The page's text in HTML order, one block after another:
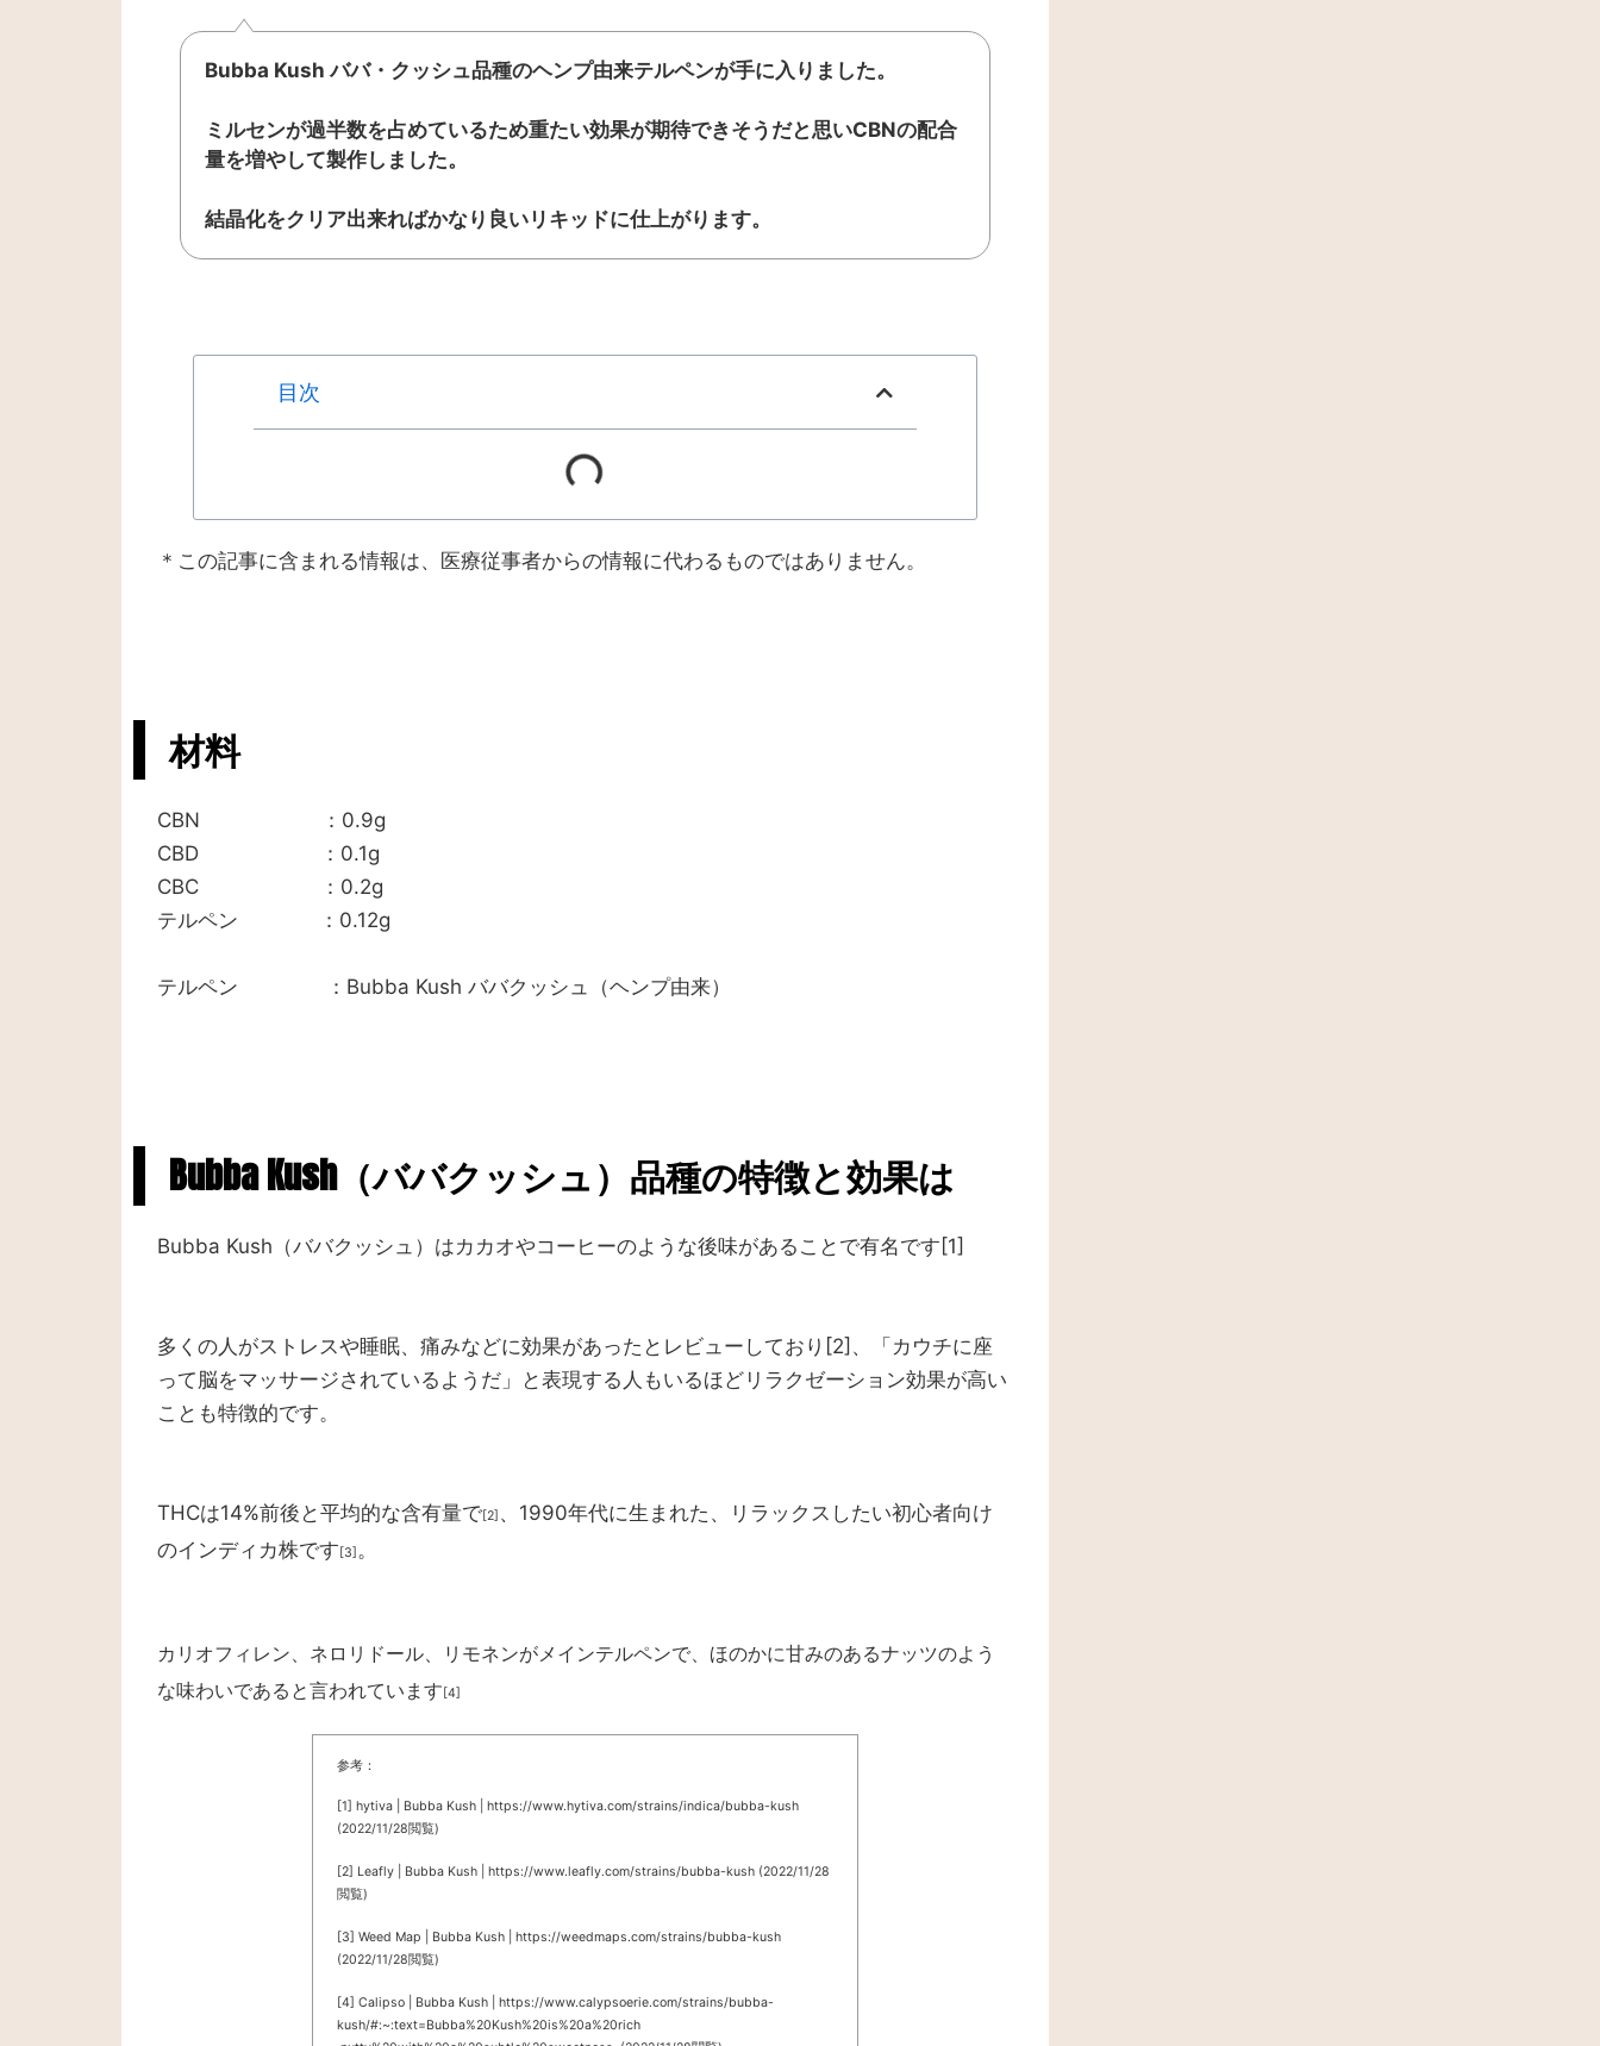
Bubba Kush ババ・クッシュ品種のヘンプ由来テルペンが手に入りました。
ミルセンが過半数を占めているため重たい効果が期待できそうだと思いCBNの配合
量を増やして製作しました。
結晶化をクリア出来ればかなり良いリキッドに仕上がります。
目次
＊この記事に含まれる情報は、医療従事者からの情報に代わるものではありません。
材料
CBN ：0.9g
CBD ：0.1g
CBC ：0.2g
テルペン ：0.12g
テルペン ：Bubba Kush ババクッシュ（ヘンプ由来）
Bubba Kush（ババクッシュ）品種の特徴と効果は
Bubba Kush（ババクッシュ）はカカオやコーヒーのような後味があることで有名です[1]
多くの人がストレスや睡眠、痛みなどに効果があったとレビューしており[2]、「カウチに座
って脳をマッサージされているようだ」と表現する人もいるほどリラクゼーション効果が高い
ことも特徴的です。
THCは14%前後と平均的な含有量で [2] 、1990年代に生まれた、リラックスしたい初心者向け
のインディカ株です [3] 。
カリオフィレン、ネロリドール、リモネンがメインテルペンで、ほのかに甘みのあるナッツのよう
な味わいであると言われています [4]
参考：
[1] hytiva | Bubba Kush | https://www.hytiva.com/strains/indica/bubba-kush
(2022/11/28閲覧)
[2] Leafly | Bubba Kush | https://www.leafly.com/strains/bubba-kush (2022/11/28
閲覧)
[3] Weed Map | Bubba Kush | https://weedmaps.com/strains/bubba-kush
(2022/11/28閲覧)
[4] Calipso | Bubba Kush | https://www.calypsoerie.com/strains/bubba-
kush/#:~:text=Bubba%20Kush%20is%20a%20rich